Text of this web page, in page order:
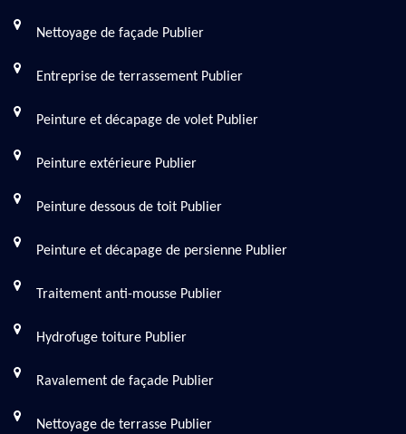
Nettoyage de façade Publier
Entreprise de terrassement Publier
Peinture et décapage de volet Publier
Peinture extérieure Publier
Peinture dessous de toit Publier
Peinture et décapage de persienne Publier
Traitement anti-mousse Publier
Hydrofuge toiture Publier
Ravalement de façade Publier
Nettoyage de terrasse Publier